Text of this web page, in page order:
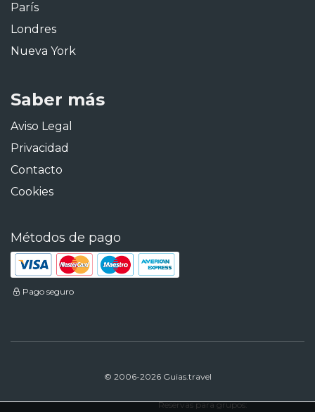
París
Londres
Nueva York
Saber más
Aviso Legal
Privacidad
Contacto
Cookies
Métodos de pago
Pago seguro
© 2006-2026 Guias.travel
Reservas para grupos: